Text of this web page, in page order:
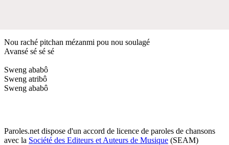
Nou raché pitchan mézanmi pou nou soulagé
Avansé sé sé sé
Sweng ababô
Sweng atribô
Sweng ababô
Paroles.net dispose d'un accord de licence de paroles de chansons
avec la Société des Editeurs et Auteurs de Musique (SEAM)